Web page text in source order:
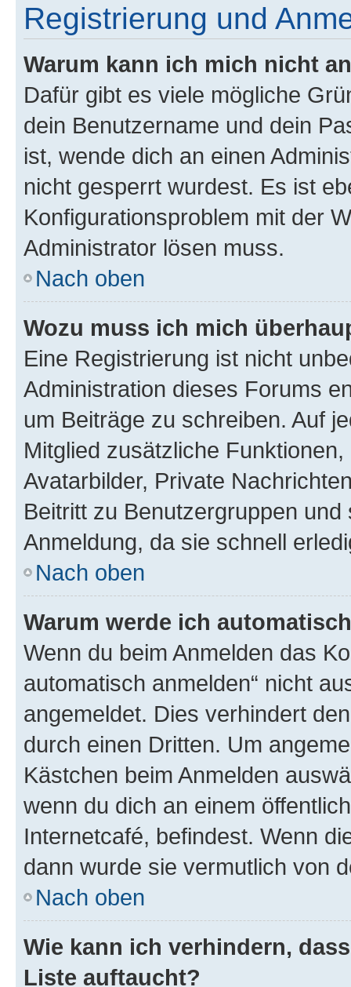
Registrierung und
Warum kann ich mich nicht
Dafür gibt es viele mögliche
dein Benutzername und dein
ist, wende dich an einen
nicht gesperrt wurdest. Es ist
Konfigurationsproblem mit der
Administrator lösen muss.
Nach oben
Wozu muss ich mich
Eine Registrierung ist nicht
Administration dieses Forums
um Beiträge zu schreiben. Auf
Mitglied zusätzliche
Avatarbilder, Private
Beitritt zu Benutzergruppen
Anmeldung, da sie schnell
Nach oben
Warum werde ich
Wenn du beim Anmelden das
automatisch anmelden“ nicht
angemeldet. Dies verhindert
durch einen Dritten. Um
Kästchen beim Anmelden
wenn du dich an einem
Internetcafé, befindest. Wenn
dann wurde sie vermutlich von
Nach oben
Wie kann ich verhindern,
Liste auftaucht?